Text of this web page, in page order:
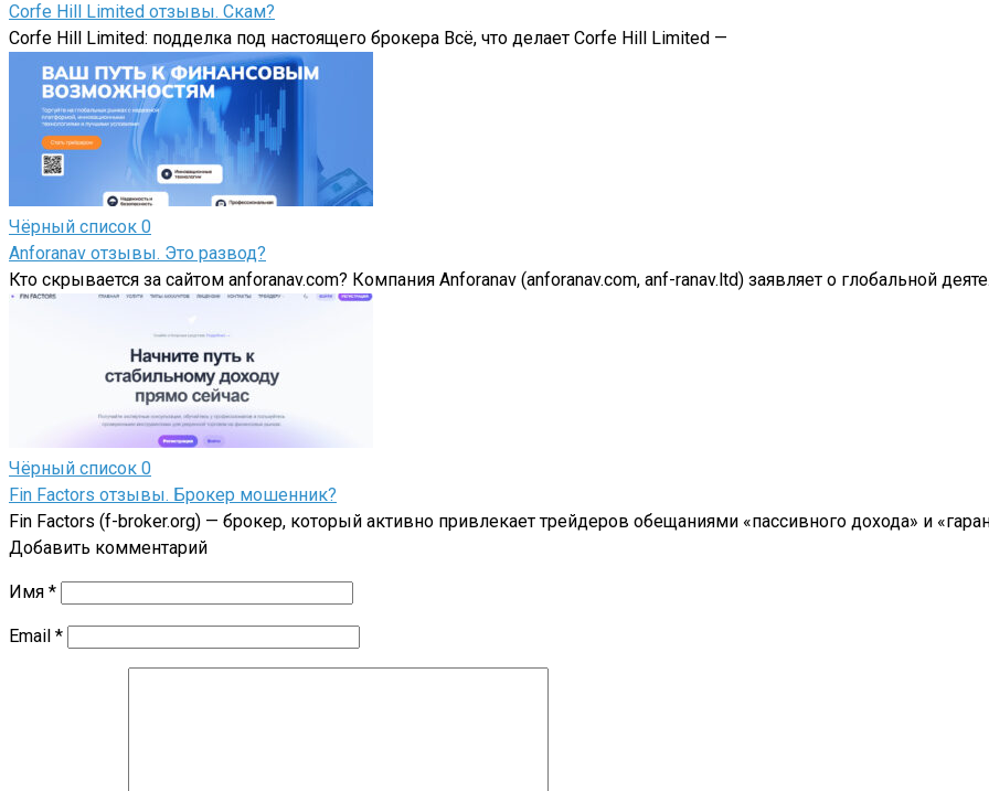
Corfe Hill Limited отзывы. Скам?
Corfe Hill Limited: подделка под настоящего брокера Всё, что делает Corfe Hill Limited —
Чёрный список 0
Аnforanav отзывы. Это развод?
Кто скрывается за сайтом anforanav.com? Компания Аnforanav (anforanav.com, anf-ranav.ltd) заявляет о глобальной
Чёрный список 0
Fin Factors отзывы. Брокер мошенник?
Fin Factors (f-broker.org) — брокер, который активно привлекает трейдеров обещаниями «пассивного дохода» и
Добавить комментарий
Имя *
Email *